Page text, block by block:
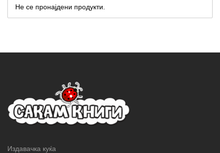
Не се пронајдени продукти.
Издавачка куќа